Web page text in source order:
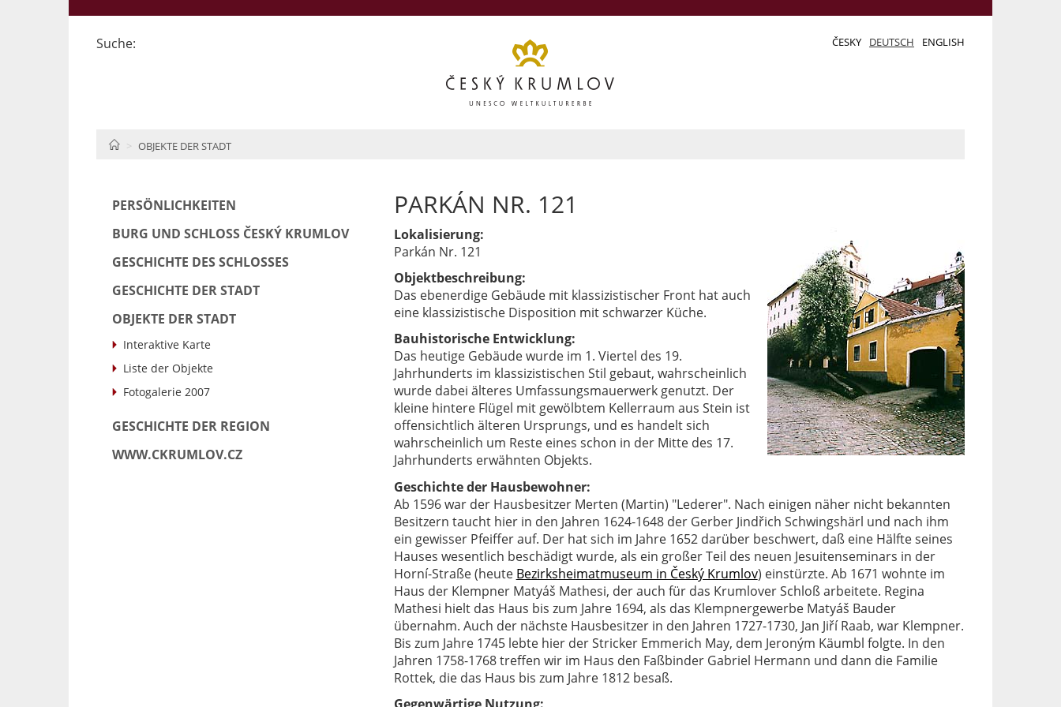
Suche: ČESKY DEUTSCH ENGLISH
HOMEOBJEKTE DER STADT
PERSÖNLICHKEITEN
BURG UND SCHLOSS ČESKÝ KRUMLOV
GESCHICHTE DES SCHLOSSES
GESCHICHTE DER STADT
OBJEKTE DER STADT
Interaktive Karte
Liste der Objekte
Fotogalerie 2007
GESCHICHTE DER REGION
WWW.CKRUMLOV.CZ
PARKÁN NR. 121
Lokalisierung:
Parkán Nr. 121
Objektbeschreibung:
Das ebenerdige Gebäude mit klassizistischer Front hat auch
eine klassizistische Disposition mit schwarzer Küche.
Bauhistorische Entwicklung:
Das heutige Gebäude wurde im 1. Viertel des 19.
Jahrhunderts im klassizistischen Stil gebaut, wahrscheinlich
wurde dabei älteres Umfassungsmauerwerk genutzt. Der
kleine hintere Flügel mit gewölbtem Kellerraum aus Stein ist
offensichtlich älteren Ursprungs, und es handelt sich
wahrscheinlich um Reste eines schon in der Mitte des 17.
Jahrhunderts erwähnten Objekts.
Geschichte der Hausbewohner:
Ab 1596 war der Hausbesitzer Merten (Martin) "Lederer". Nach einigen näher nicht bekannten
Besitzern taucht hier in den Jahren 1624-1648 der Gerber Jindřich Schwingshärl und nach ihm
ein gewisser Pfeiffer auf. Der hat sich im Jahre 1652 darüber beschwert, daß eine Hälfte seines
Hauses wesentlich beschädigt wurde, als ein großer Teil des neuen Jesuitenseminars in der
Horní-Straße (heute Bezirksheimatmuseum in Český Krumlov) einstürzte. Ab 1671 wohnte im
Haus der Klempner Matyáš Mathesi, der auch für das Krumlover Schloß arbeitete. Regina
Mathesi hielt das Haus bis zum Jahre 1694, als das Klempnergewerbe Matyáš Bauder
übernahm. Auch der nächste Hausbesitzer in den Jahren 1727-1730, Jan Jiří Raab, war Klempner.
Bis zum Jahre 1745 lebte hier der Stricker Emmerich May, dem Jeroným Käumbl folgte. In den
Jahren 1758-1768 treffen wir im Haus den Faßbinder Gabriel Hermann und dann die Familie
Rottek, die das Haus bis zum Jahre 1812 besaß.